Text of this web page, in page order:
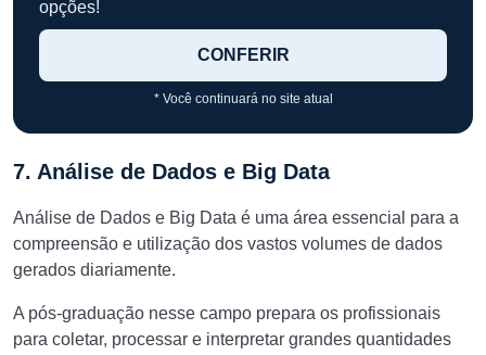
opções!
CONFERIR
* Você continuará no site atual
7. Análise de Dados e Big Data
Análise de Dados e Big Data é uma área essencial para a
compreensão e utilização dos vastos volumes de dados
gerados diariamente.
A pós-graduação nesse campo prepara os profissionais
para coletar, processar e interpretar grandes quantidades